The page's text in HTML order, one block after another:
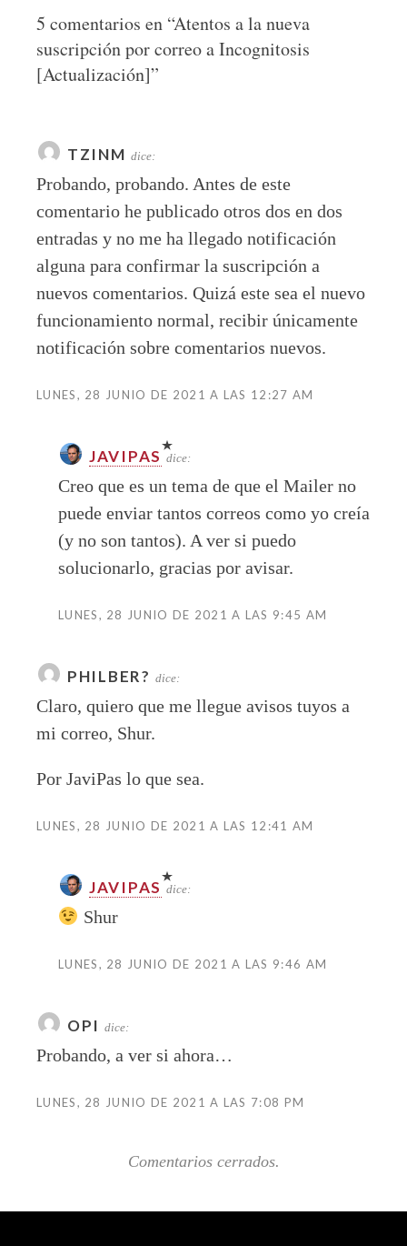
5 comentarios en “Atentos a la nueva
suscripción por correo a Incognitosis
[Actualización]”
TZINM dice:
Probando, probando. Antes de este
comentario he publicado otros dos en dos
entradas y no me ha llegado notificación
alguna para confirmar la suscripción a
nuevos comentarios. Quizá este sea el nuevo
funcionamiento normal, recibir únicamente
notificación sobre comentarios nuevos.
LUNES, 28 JUNIO DE 2021 A LAS 12:27 AM
JAVIPAS dice:
Creo que es un tema de que el Mailer no
puede enviar tantos correos como yo creía
(y no son tantos). A ver si puedo
solucionarlo, gracias por avisar.
LUNES, 28 JUNIO DE 2021 A LAS 9:45 AM
PHILBER? dice:
Claro, quiero que me llegue avisos tuyos a
mi correo, Shur.
Por JaviPas lo que sea.
LUNES, 28 JUNIO DE 2021 A LAS 12:41 AM
JAVIPAS dice:
Shur
LUNES, 28 JUNIO DE 2021 A LAS 9:46 AM
OPI dice:
Probando, a ver si ahora…
LUNES, 28 JUNIO DE 2021 A LAS 7:08 PM
Comentarios cerrados.